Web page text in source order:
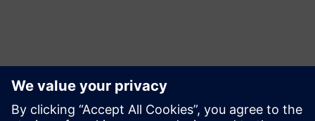
Istražite resurse i srodne
proizvode